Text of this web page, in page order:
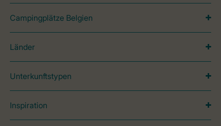
Campingplätze Belgien
Länder
Unterkunftstypen
Inspiration